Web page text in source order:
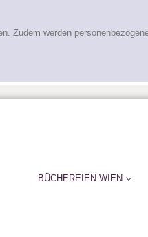
Zudem werden
BÜCHEREIEN WIEN